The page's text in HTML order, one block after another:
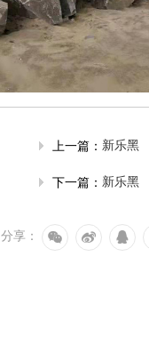
上一篇： 新乐黑
下一篇： 新乐黑
分享：